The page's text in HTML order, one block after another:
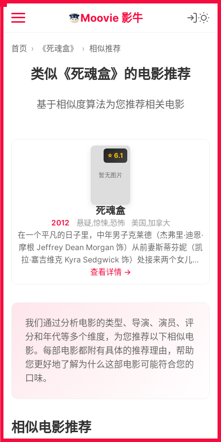
Moovie 影牛
首页 › 《死魂盒》 › 相似推荐
类似《死魂盒》的电影推荐
基于相似度算法为您推荐相关电影
⭐ 6.1
死魂盒
2012 悬疑,惊悚,恐怖
美国,加拿大
在一个平凡的日子里，中年男子克莱德（杰弗里·迪恩·
摩根 Jeffrey Dean Morgan 饰）从前妻斯蒂芬妮（凯
拉·塞吉维克 Kyra Sedgwick 饰）处接来两个女儿汉
娜（麦蒂森·达文波特 Madison Davenport 饰）和艾
致的木匣子，此时她尚不知道，这是一个隐藏着恐怖
秘密而且绝对不允许打开的盒子。盒子一旦开启，厄
运如影随形，艾米莉和家人的噩梦就此开始…… 本片
根据《洛杉矶时报》记者莱斯利·戈尔斯坦（Leslie
Gornstein）依据真实事件创作的《盒子里的恶灵》
查看详情 →
我们通过分析电影的类型、导演、演员、评
分和年代等多个维度，为您推荐以下相似电
影。每部电影都附有具体的推荐理由，帮助
您更好地了解为什么这部电影可能符合您的
口味。
相似电影推荐